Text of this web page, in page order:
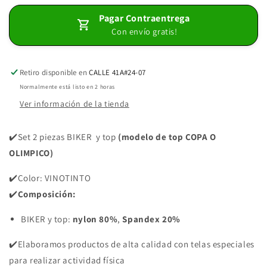
2
PREMIUMTEX
VINOTINTO
2
PIEZAS
PREMIUMTEX
VINOTINTO
Pagar Contraentrega
Con envío gratis!
Retiro disponible enCALLE 41A#24-07
Normalmente está listo en 2 horas
Ver información de la tienda
✔️Set 2 piezas BIKER y top (modelo de top COPA O
OLIMPICO)
✔️Color: VINOTINTO
✔️Composición:
BIKER y top: nylon 80%,Spandex 20%
✔️Elaboramos productos de alta calidad con telas especiales
para realizar actividad física